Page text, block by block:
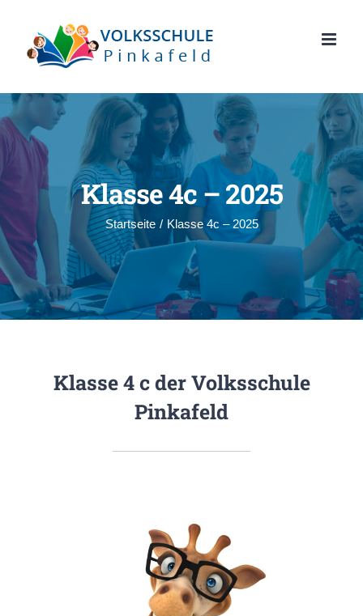
springen
Klasse 4c – 2025
Startseite / Klasse 4c – 2025
Klasse 4 c der Volksschule
Pinkafeld